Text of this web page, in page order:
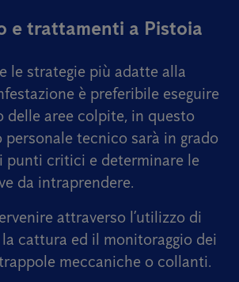
e trattamenti a Pistoia
le strategie più adatte alla
è preferibile eseguire
delle aree colpite, in questo
tecnico sarà in grado
punti critici e determinare le
da intraprendere.
attraverso l’utilizzo di
cattura ed il monitoraggio dei
meccaniche o collanti.